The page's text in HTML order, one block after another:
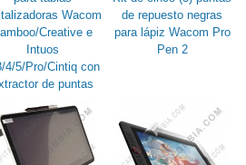
Wacom
Creative e
Intuos
4/5/Pro/Cintiq con
de puntas
de repuesto negras
para lápiz Wacom Pro
Pen 2